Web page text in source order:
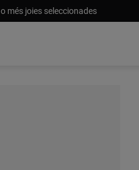
més joies seleccionades